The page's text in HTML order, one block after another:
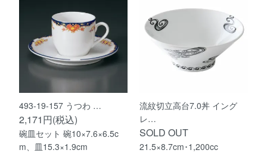
493-19-157 うつわ …
2,171円(税込)
碗皿セット 碗10×7.6×6.5c
m、皿15.3×1.9cm
流紋切立高台7.0丼 イング
レ…
SOLD OUT
21.5×8.7cm･1,200cc